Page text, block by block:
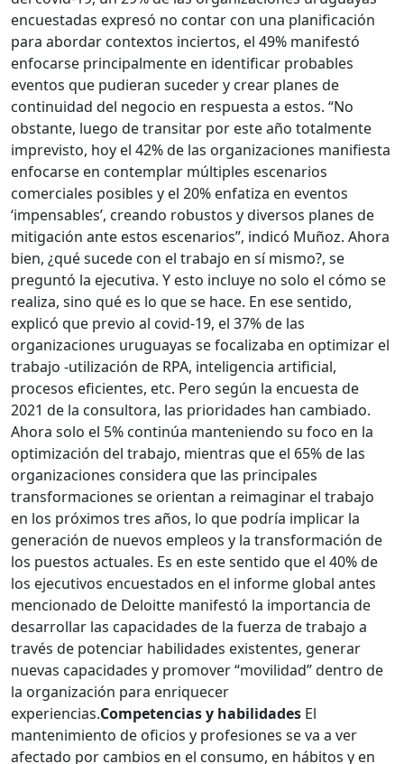
encuestadas expresó no contar con una planificación
para abordar contextos inciertos, el 49% manifestó
enfocarse principalmente en identificar probables
eventos que pudieran suceder y crear planes de
continuidad del negocio en respuesta a estos. “No
obstante, luego de transitar por este año totalmente
imprevisto, hoy el 42% de las organizaciones manifiesta
enfocarse en contemplar múltiples escenarios
comerciales posibles y el 20% enfatiza en eventos
‘impensables’, creando robustos y diversos planes de
mitigación ante estos escenarios”, indicó Muñoz. Ahora
bien, ¿qué sucede con el trabajo en sí mismo?, se
preguntó la ejecutiva. Y esto incluye no solo el cómo se
realiza, sino qué es lo que se hace. En ese sentido,
explicó que previo al covid-19, el 37% de las
organizaciones uruguayas se focalizaba en optimizar el
trabajo -utilización de RPA, inteligencia artificial,
procesos eficientes, etc. Pero según la encuesta de
2021 de la consultora, las prioridades han cambiado.
Ahora solo el 5% continúa manteniendo su foco en la
optimización del trabajo, mientras que el 65% de las
organizaciones considera que las principales
transformaciones se orientan a reimaginar el trabajo
en los próximos tres años, lo que podría implicar la
generación de nuevos empleos y la transformación de
los puestos actuales. Es en este sentido que el 40% de
los ejecutivos encuestados en el informe global antes
mencionado de Deloitte manifestó la importancia de
desarrollar las capacidades de la fuerza de trabajo a
través de potenciar habilidades existentes, generar
nuevas capacidades y promover “movilidad” dentro de
la organización para enriquecer
experiencias.Competencias y habilidades El
mantenimiento de oficios y profesiones se va a ver
afectado por cambios en el consumo, en hábitos y en